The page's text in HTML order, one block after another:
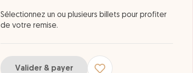
Sélectionnez un ou plusieurs billets pour profiter
de votre remise.
Valider & payer